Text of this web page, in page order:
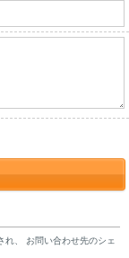
れ、 お問い合わせ先のシェ